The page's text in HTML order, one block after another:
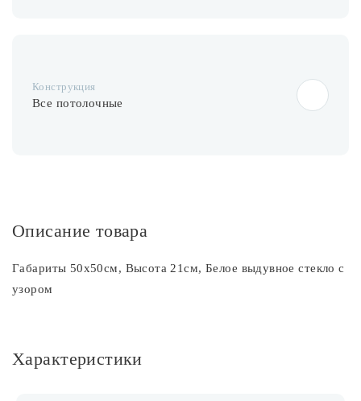
О нас
Конструкция
Все потолочные
Описание товара
Габариты 50х50см, Высота 21см, Белое выдувное стекло с
узором
Характеристики